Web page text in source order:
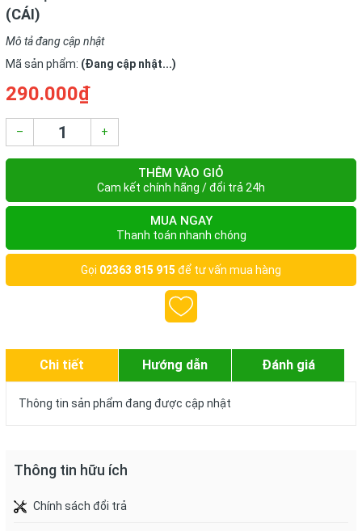
(CÁI)
Mô tả đang cập nhật
Mã sản phẩm: (Đang cập nhật...)
290.000₫
– +
THÊM VÀO GIỎ
Cam kết chính hãng / đổi trả 24h
MUA NGAY
Thanh toán nhanh chóng
Gọi 02363 815 915 để tư vấn mua hàng
Chi tiết Hướng dẫn Đánh giá
Thông tin sản phẩm đang được cập nhật
Thông tin hữu ích
Chính sách đổi trả